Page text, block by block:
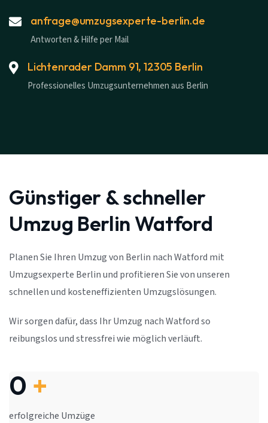
anfrage@umzugsexperte-berlin.de
Antworten & Hilfe per Mail
Lichtenrader Damm 91, 12305 Berlin
Professionelles Umzugsunternehmen aus Berlin
Günstiger & schneller
Umzug Berlin Watford
Planen Sie Ihren Umzug von Berlin nach Watford mit
Umzugsexperte Berlin und profitieren Sie von unseren
schnellen und kosteneffizienten Umzugslösungen.
Wir sorgen dafür, dass Ihr Umzug nach Watford so
reibungslos und stressfrei wie möglich verläuft.
0 +
erfolgreiche Umzüge